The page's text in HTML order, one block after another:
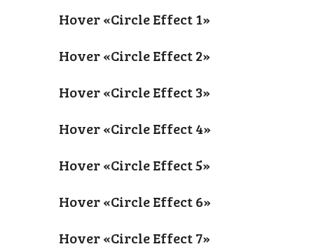
Hover «Circle Effect 1»
Hover «Circle Effect 2»
Hover «Circle Effect 3»
Hover «Circle Effect 4»
Hover «Circle Effect 5»
Hover «Circle Effect 6»
Hover «Circle Effect 7»